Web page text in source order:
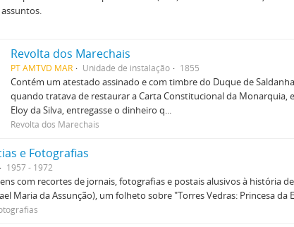
Revolta dos Marechais
PT AMTVD MAR Unidade de instalação 1855
Contém um atestado assinado e com timbre do Duque de
quando tratava de restaurar a Carta Constitucional da Monarquia,
Eloy da Silva, entregasse o dinheiro q...
Revolta dos Marechais
e Fotografias
1957 - 1972
com recortes de jornais, fotografias e postais alusivos à história
Maria da Assunção), um folheto sobre "Torres Vedras: Princesa da